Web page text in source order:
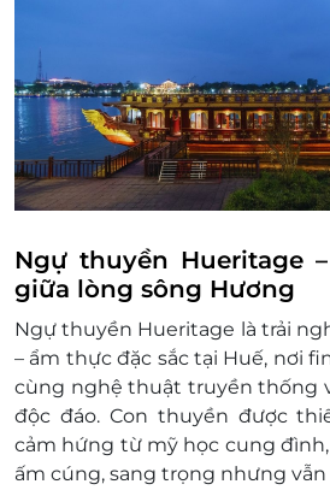
Mức giá trên đã bao
phục vụ.
Không hoàn/hủy khi đã
Để đảm bảo an toàn
nghiệm dịch vụ, Ngự
Đặt dịch vụ ít nhất 03
dụng.
Điều kiện lưu ý bắt buộc:
Để đảm bảo quyền lợi,
liên hệ với chúng tôi để
chỗ trống trên tàu và
(nếu có) trước khi đặt
Mọi trường hợp khách
nhưng chưa liên hệ trước
Ngự thuyền Hueritage
giữa lòng sông Hương
Ngự thuyền Hueritage là trải
– ẩm thực đặc sắc tại Huế, nơi
cùng nghệ thuật truyền thống
độc đáo. Con thuyền được
cảm hứng từ mỹ học cung
ấm cúng, sang trọng nhưng vẫn